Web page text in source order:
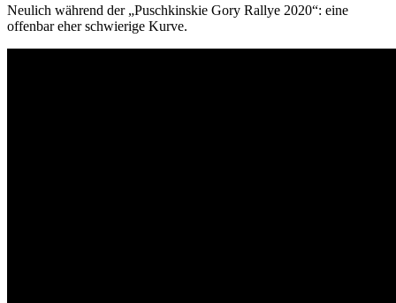
Neulich während der „Puschkinskie Gory Rallye 2020“: eine
offenbar eher schwierige Kurve.